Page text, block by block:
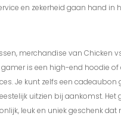
en zekerheid gaan hand in
merchandise van Chicken
is een high-end hoodie of
Je kunt zelfs een cadeaubon
uitzien bij aankomst. Het
leuk en uniek geschenk dat